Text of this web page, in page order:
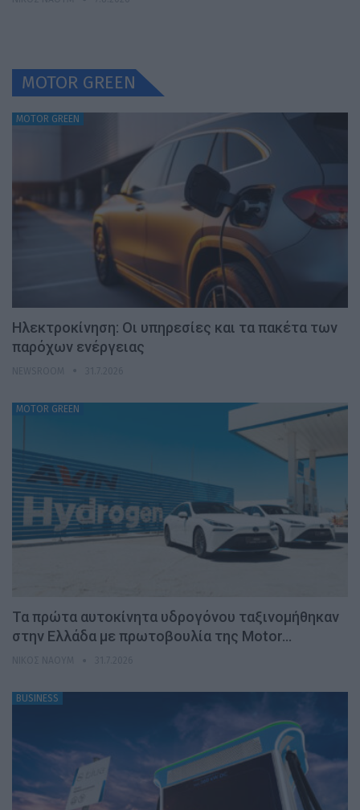
MOTOR GREEN
MOTOR GREEN
Ηλεκτροκίνηση: Οι υπηρεσίες και τα πακέτα των
παρόχων ενέργειας
MOTOR GREEN
Τα πρώτα αυτοκίνητα υδρογόνου ταξινομήθηκαν
στην Ελλάδα με πρωτοβουλία της Motor…
BUSINESS